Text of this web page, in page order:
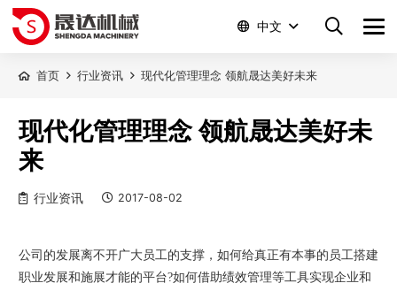
中文
首页 行业资讯 现代化管理理念 领航晟达美好未来
现代化管理理念 领航晟达美好未
来
行业资讯 2017-08-02
公司的发展离不开广大员工的支撑，如何给真正有本事的员工搭建
职业发展和施展才能的平台?如何借助绩效管理等工具实现企业和